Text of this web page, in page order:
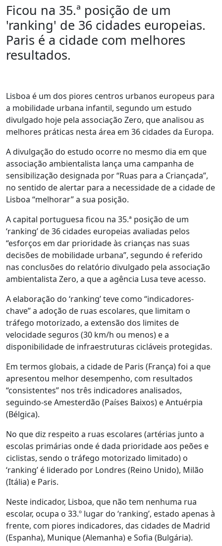
Ficou na 35.ª posição de um
'ranking' de 36 cidades europeias.
Paris é a cidade com melhores
resultados.
Lisboa é um dos piores centros urbanos europeus para
a mobilidade urbana infantil, segundo um estudo
divulgado hoje pela associação Zero, que analisou as
melhores práticas nesta área em 36 cidades da Europa.
A divulgação do estudo ocorre no mesmo dia em que
associação ambientalista lança uma campanha de
sensibilização designada por “Ruas para a Criançada”,
no sentido de alertar para a necessidade de a cidade de
Lisboa “melhorar” a sua posição.
A capital portuguesa ficou na 35.ª posição de um
‘ranking’ de 36 cidades europeias avaliadas pelos
“esforços em dar prioridade às crianças nas suas
decisões de mobilidade urbana”, segundo é referido
nas conclusões do relatório divulgado pela associação
ambientalista Zero, a que a agência Lusa teve acesso.
A elaboração do ‘ranking’ teve como “indicadores-
chave” a adoção de ruas escolares, que limitam o
tráfego motorizado, a extensão dos limites de
velocidade seguros (30 km/h ou menos) e a
disponibilidade de infraestruturas cicláveis protegidas.
Em termos globais, a cidade de Paris (França) foi a que
apresentou melhor desempenho, com resultados
“consistentes” nos três indicadores analisados,
seguindo-se Amesterdão (Países Baixos) e Antuérpia
(Bélgica).
No que diz respeito a ruas escolares (artérias junto a
escolas primárias onde é dada prioridade aos peões e
ciclistas, sendo o tráfego motorizado limitado) o
‘ranking’ é liderado por Londres (Reino Unido), Milão
(Itália) e Paris.
Neste indicador, Lisboa, que não tem nenhuma rua
escolar, ocupa o 33.º lugar do ‘ranking’, estado apenas à
frente, com piores indicadores, das cidades de Madrid
(Espanha), Munique (Alemanha) e Sofia (Bulgária).